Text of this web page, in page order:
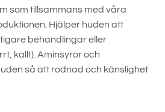
som tillsammans med våra
Hjälper huden att
behandlingar eller
kallt). Aminsyror och
så att rodnad och känslighet